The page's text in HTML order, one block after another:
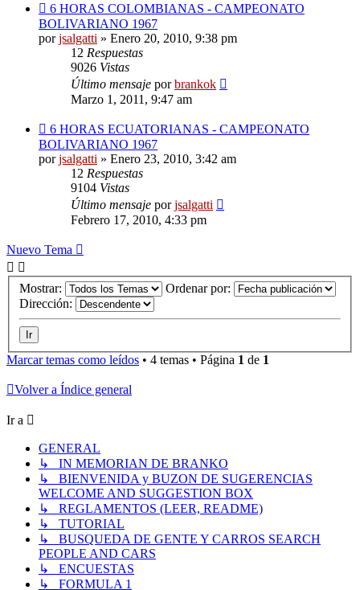
6 HORAS COLOMBIANAS - CAMPEONATO
BOLIVARIANO 1967
porjsalgatti » Enero 20, 2010, 9:38 pm
12 Respuestas
9026 Vistas
Último mensaje porbrankok
Marzo 1, 2011, 9:47 am
6 HORAS ECUATORIANAS - CAMPEONATO
BOLIVARIANO 1967
porjsalgatti » Enero 23, 2010, 3:42 am
12 Respuestas
9104 Vistas
Último mensaje porjsalgatti
Febrero 17, 2010, 4:33 pm
Nuevo Tema
Mostrar:
Ordenar por:
Dirección:
Marcar temas como leídos • 4 temas • Página 1 de 1
Volver a Índice general
Ir a
GENERAL
↳ IN MEMORIAN DE BRANKO
↳ BIENVENIDA y BUZON DE SUGERENCIAS
WELCOME AND SUGGESTION BOX
↳ REGLAMENTOS (LEER, README)
↳ TUTORIAL
↳ BUSQUEDA DE GENTE Y CARROS SEARCH
PEOPLE AND CARS
↳ ENCUESTAS
↳ FORMULA 1